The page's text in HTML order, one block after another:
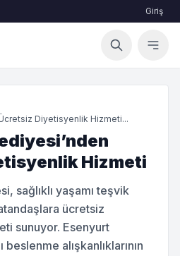
Giriş
Diyetisyenlik Hizmeti...
Hizmeti
sağlıklı yaşamı teşvik
ücretsiz
sunuyor. Esenyurt
alışkanlıklarının